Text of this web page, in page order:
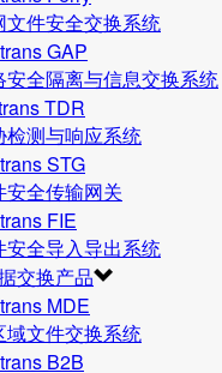
文件安全交换系统
GAP
安全隔离与信息交换系统
TDR
检测与响应系统
STG
安全传输网关
FIE
安全导入导出系统
交换产品
MDE
域文件交换系统
B2B